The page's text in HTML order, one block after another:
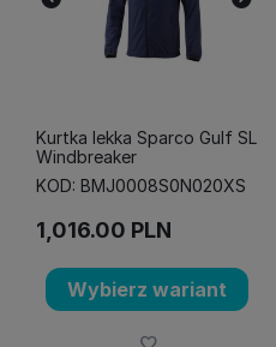
Kurtka lekka Sparco Gulf SL
Windbreaker
KOD: BMJ0008S0N020XS
1,016.00 PLN
Wybierz wariant